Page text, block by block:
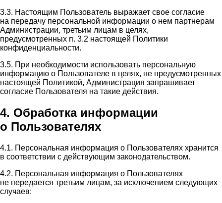
3.3. Настоящим Пользователь выражает свое согласие
на передачу персональной информации о нем партнерам
Администрации, третьим лицам в целях,
предусмотренных п. 3.2 настоящей Политики
конфиденциальности.
3.5. При необходимости использовать персональную
информацию о Пользователе в целях, не предусмотренных
настоящей Политикой, Администрация запрашивает
согласие Пользователя на такие действия.
4. Обработка информации
о Пользователях
4.1. Персональная информация о Пользователях хранится
в соответствии с действующим законодательством.
4.2. Персональная информация о Пользователях
не передается третьим лицам, за исключением следующих
случаев: